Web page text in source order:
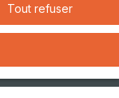
Tout refuser